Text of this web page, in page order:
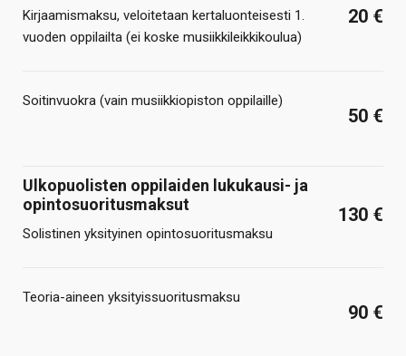
Kirjaamismaksu, veloitetaan kertaluonteisesti 1.
vuoden oppilailta (ei koske musiikkileikkikoulua)
20 €
Soitinvuokra (vain musiikkiopiston oppilaille)
50 €
Ulkopuolisten oppilaiden lukukausi- ja
opintosuoritusmaksut
Solistinen yksityinen opintosuoritusmaksu
130 €
Teoria-aineen yksityissuoritusmaksu
90 €